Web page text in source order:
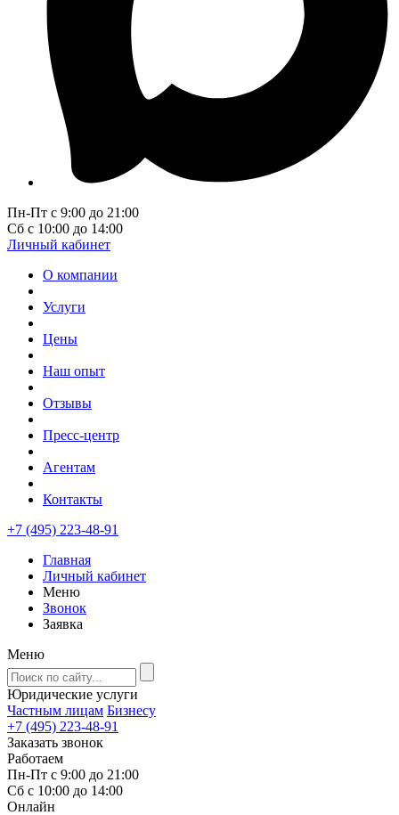
Пн-Пт с 9:00 до 21:00
Сб с 10:00 до 14:00
Личный кабинет
О компании
Услуги
Цены
Наш опыт
Отзывы
Пресс-центр
Агентам
Контакты
+7 (495) 223-48-91
Главная
Личный кабинет
Меню
Звонок
Заявка
Меню
Юридические услуги
Частным лицам Бизнесу
+7 (495) 223-48-91
Заказать звонок
Работаем
Пн-Пт с 9:00 до 21:00
Сб с 10:00 до 14:00
Онлайн